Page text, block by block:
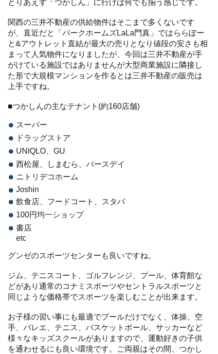
とりあえず「つかしん」に行けば何でも揃う感じです。
関西の三井不動産の供給物件はそこまで多くないです
が、直近だと「パークホームズLaLa門真」ではららぽー
と&アウトレット直結が最大の売りとなり値段の安さも相
まって人気物件になりましたが、今回は三井不動産が手
がけている施設ではありませんが大型商業施設に隣接し
た形で大規模マンションを作るとは三井不動産の販売は
上手ですね。
■つかしんの主なテナント(約160店舗)
スーパー
ドラッグストア
UNIQLO、GU
西松屋、しまむら、バースデイ
ニトリデコホーム
Joshin
飲食店、フードコート、スタバ
100円均一ショップ
書店
etc
グンゼのスポーツセンターも良いですね。
ジム、テニスコート、ゴルフレンジ、プール、体育館な
どがあり通常のコナミスポーツやセントラルスポーツと
同じような価格帯でスポーツを楽しむことが出来ます。
お子様の習い事にも最適でプールだけでなく、体操、空
手、バレエ、テニス、バスケットボール、サッカーなど
様々なキッズスクールがありますので、運動好きの子供
を通わせるにも良い環境です。ご両親はその間、つかし